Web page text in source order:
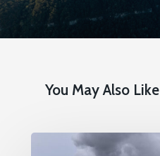
You May Also Like